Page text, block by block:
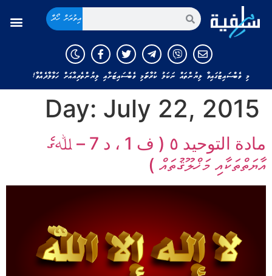
އިތުރަށް ހޯދާ
މި ވެބްސައިޓުގައިވާ ލިޔުންތައް ނަކަލު ކުރާނަމަ މި ވެބްސައިޓަށާއި ލިޔުންތެރިއާއަށް ހަވާލާދެއްވާ!
Day: July 22, 2015
مادة التوحيد ٥ ( ف 1 ، د 7 – ﷲގެ
އާޔަތްތަކާއި މަޚްލޫޤުތައް )